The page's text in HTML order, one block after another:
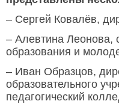
– Сергей Ковалёв,
– Алевтина Леонова,
образования и
– Иван Образцов,
образовательного
педагогический